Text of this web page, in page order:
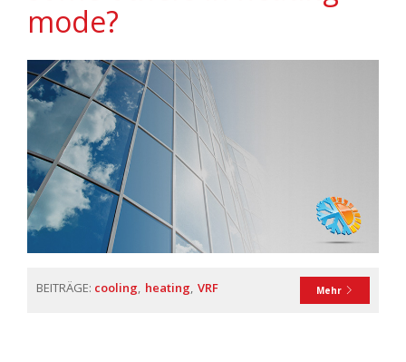
mode?
Mehr
BEITRÄGE: cooling heating VRF